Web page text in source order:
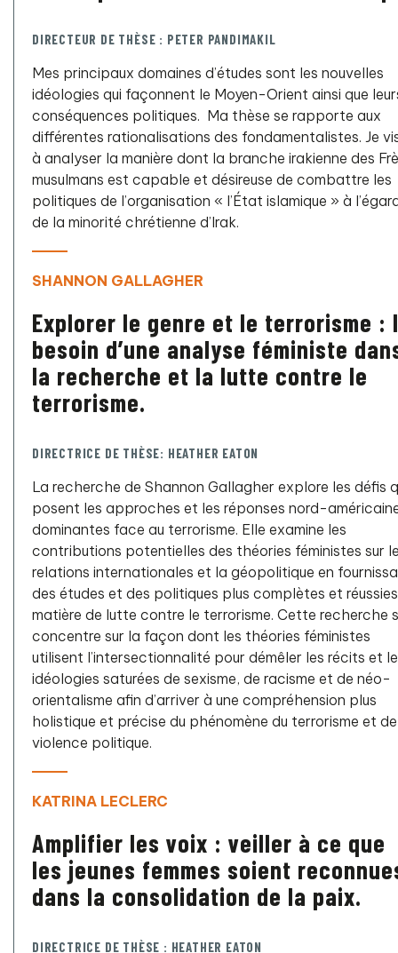
DIRECTEUR DE THÈSE : PETER PANDIMAKIL
Mes principaux domaines d’études sont les nouvelles
idéologies qui façonnent le Moyen-Orient ainsi que
conséquences politiques. Ma thèse se rapporte aux
différentes rationalisations des fondamentalistes. Je
à analyser la manière dont la branche irakienne des
musulmans est capable et désireuse de combattre les
politiques de l’organisation « l’État islamique » à
de la minorité chrétienne d’Irak.
SHANNON GALLAGHER
Explorer le genre et le terrorisme :
besoin d’une analyse féministe
la recherche et la lutte contre le
terrorisme.
DIRECTRICE DE THÈSE: HEATHER EATON
La recherche de Shannon Gallagher explore les défis
posent les approches et les réponses nord-
dominantes face au terrorisme. Elle examine les
contributions potentielles des théories féministes sur
relations internationales et la géopolitique en
des études et des politiques plus complètes et
matière de lutte contre le terrorisme. Cette recherche
concentre sur la façon dont les théories féministes
utilisent l’intersectionnalité pour démêler les récits et
idéologies saturées de sexisme, de racisme et de néo-
orientalisme afin d’arriver à une compréhension plus
holistique et précise du phénomène du terrorisme et
violence politique.
KATRINA LECLERC
Amplifier les voix : veiller à ce que
les jeunes femmes soient
dans la consolidation de la paix.
DIRECTRICE DE THÈSE : HEATHER EATON